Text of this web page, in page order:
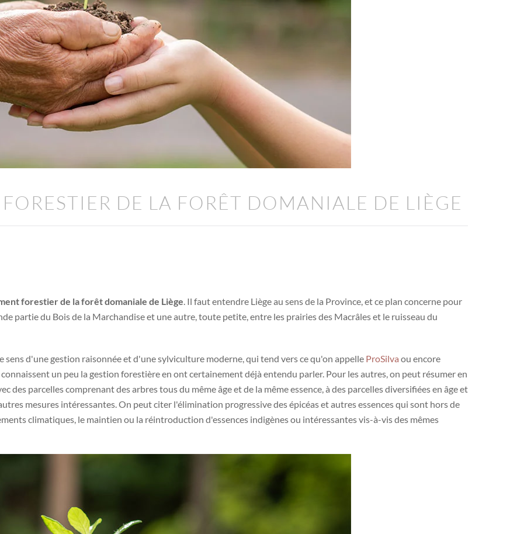
DE LA FORÊT DOMANIALE DE LIÈGE
forestier de la forêt domaniale de Liège. Il faut entendre Liège au sens de la Province, et ce plan concerne pour
partie du Bois de la Marchandise et une autre, toute petite, entre les prairies des Macrâles et le ruisseau du
sens d'une gestion raisonnée et d'une sylviculture moderne, qui tend vers ce qu'on appelle ProSilva ou encore
un peu la gestion forestière en ont certainement déjà entendu parler. Pour les autres, on peut résumer en
parcelles comprenant des arbres tous du même âge et de la même essence, à des parcelles diversifiées en âge et
mesures intéressantes. On peut citer l'élimination progressive des épicéas et autres essences qui sont hors de
climatiques, le maintien ou la réintroduction d'essences indigènes ou intéressantes vis-à-vis des mêmes